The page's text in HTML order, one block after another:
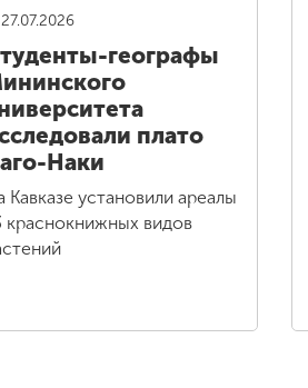
27.07.2026
географы
плато
Наки
Кавказе установили ареалы
краснокнижных видов